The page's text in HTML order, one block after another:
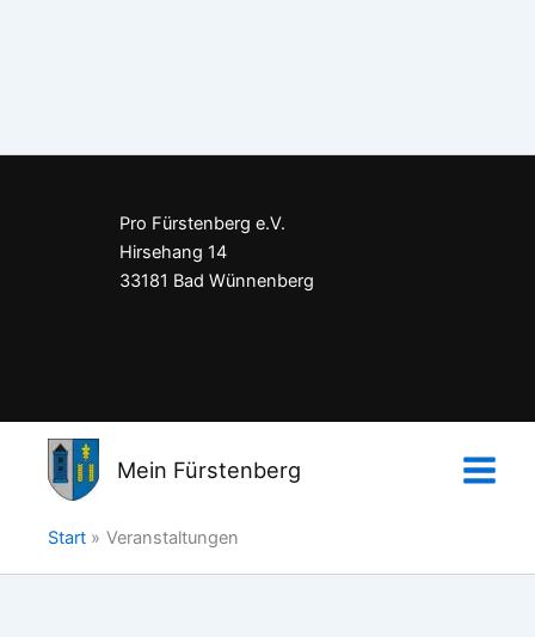
Mein Fürstenberg
Start Veranstaltungen
Pro Fürstenberg e.V.
Hirsehang 14
33181 Bad Wünnenberg
Datenschutzerklärung